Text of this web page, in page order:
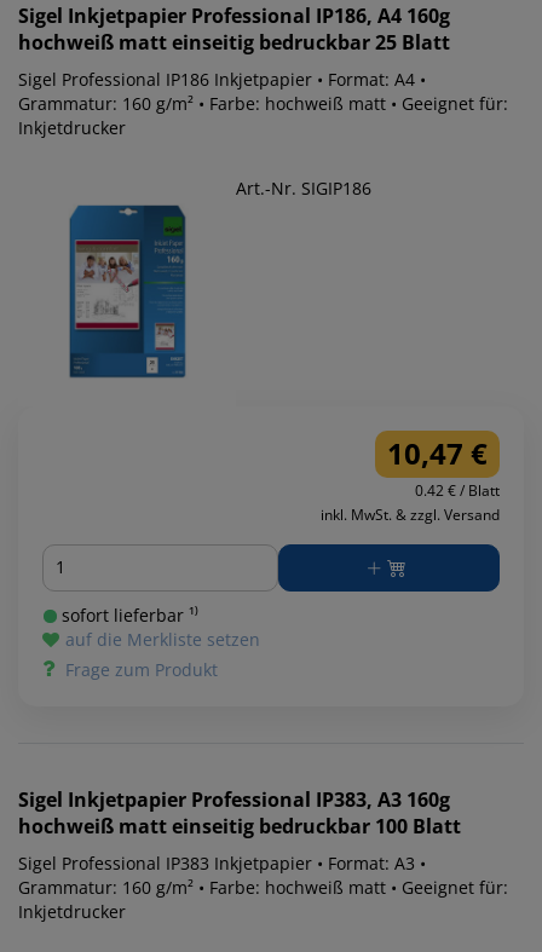
Sigel Inkjetpapier Professional IP186, A4 160g
hochweiß matt einseitig bedruckbar 25 Blatt
Sigel Professional IP186 Inkjetpapier • Format: A4 •
Grammatur: 160 g/m² • Farbe: hochweiß matt • Geeignet für:
Inkjetdrucker
Art.-Nr. SIGIP186
10,47 €
0.42 € / Blatt
inkl. MwSt. & zzgl. Versand
Menge
sofort lieferbar ¹⁾
auf die Merkliste setzen
Frage zum Produkt
Sigel Inkjetpapier Professional IP383, A3 160g
hochweiß matt einseitig bedruckbar 100 Blatt
Sigel Professional IP383 Inkjetpapier • Format: A3 •
Grammatur: 160 g/m² • Farbe: hochweiß matt • Geeignet für:
Inkjetdrucker